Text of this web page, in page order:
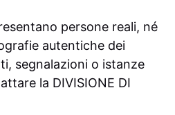
persone reali, né
autentiche dei
segnalazioni o istanze
la DIVISIONE DI